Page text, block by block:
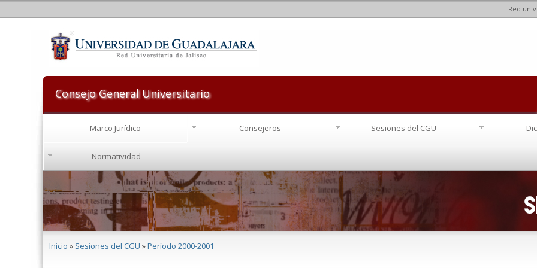
Red
Consejo General Universitario
Marco Jurídico Consejeros Sesiones del CGU
Normatividad
Inicio » Sesiones del CGU »Período 2000-2001